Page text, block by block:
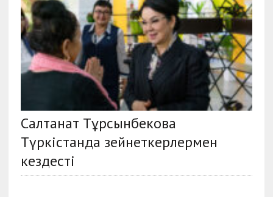
Салтанат Тұрсынбекова
Түркістанда зейнеткерлермен
кездесті